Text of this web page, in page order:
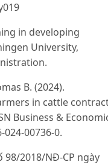
in developing
University,
B. (2024).
in cattle
Business &
00736-0.
98/2018/NĐ-CP ngày